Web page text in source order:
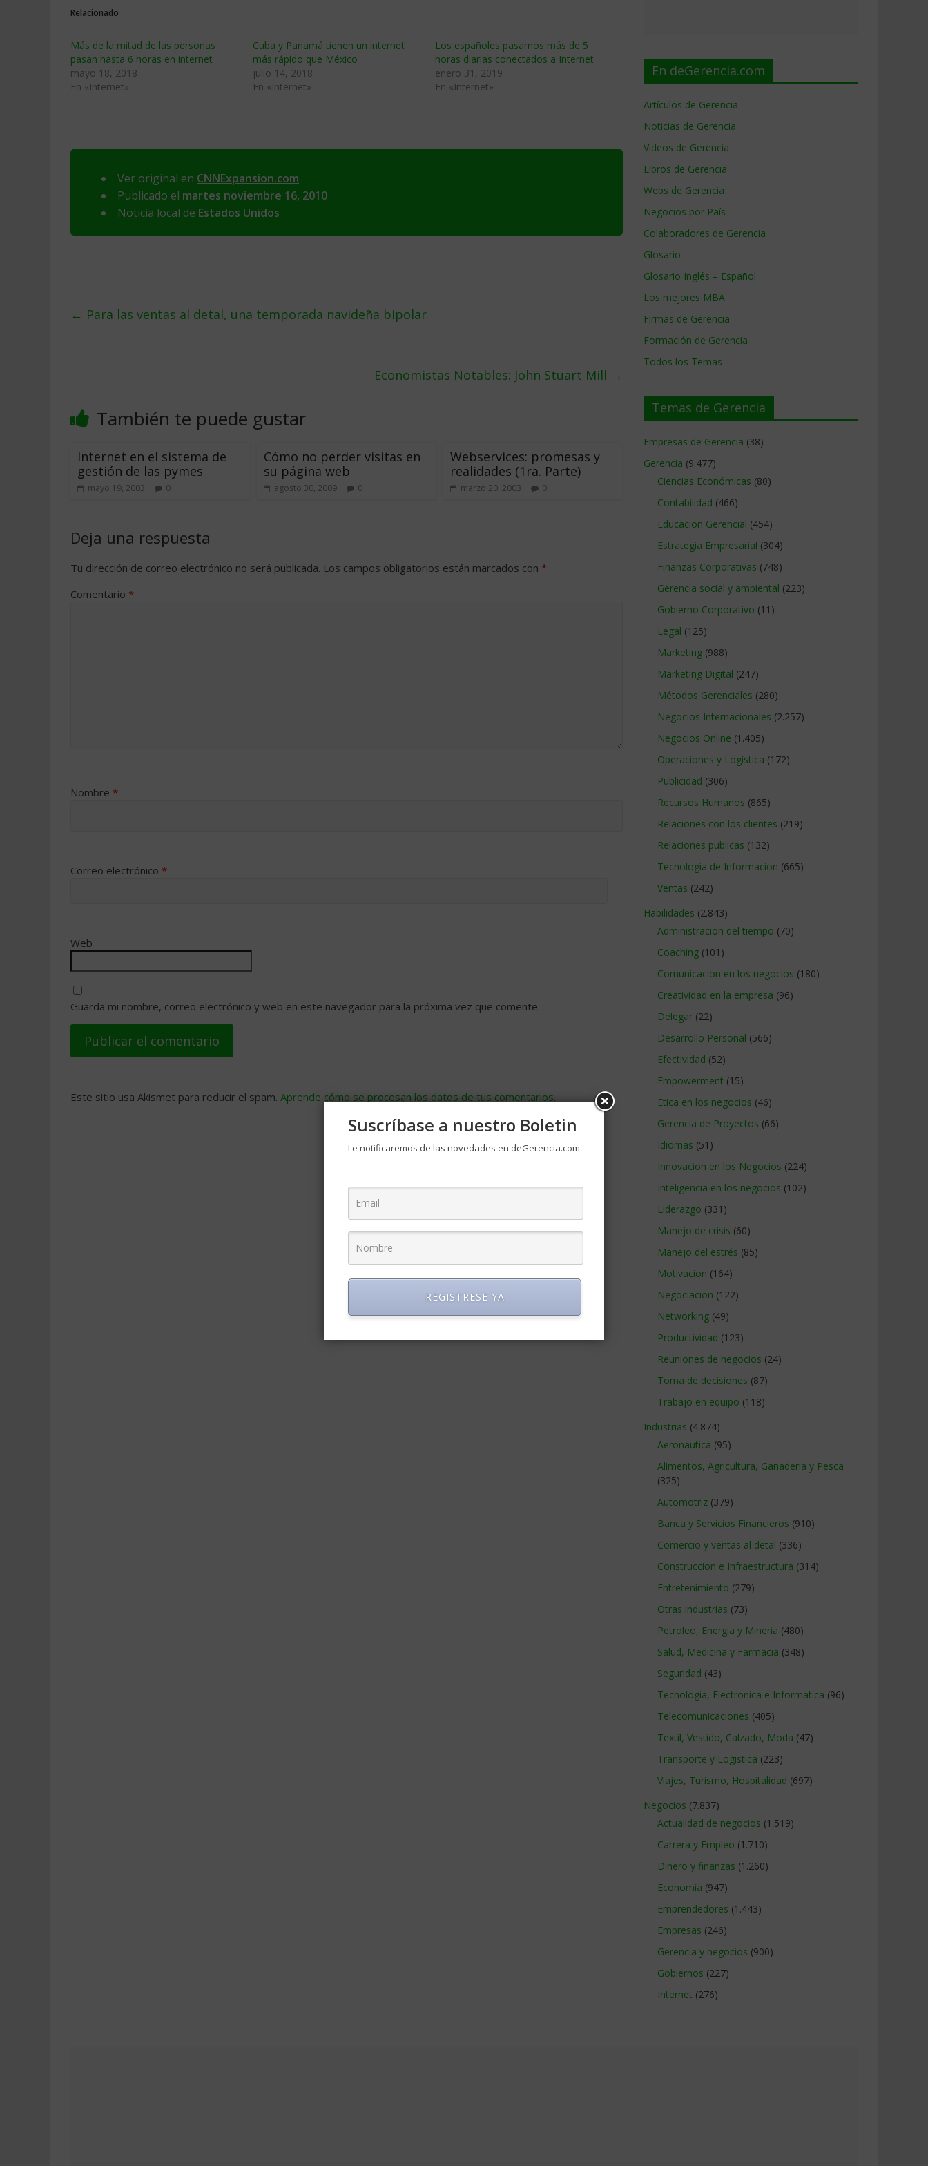
Relacionado
Más de la mitad de las personas
pasan hasta 6 horas en internet
mayo 18, 2018
En «Internet»
Cuba y Panamá tienen un internet
más rápido que México
julio 14, 2018
En «Internet»
Los españoles pasamos más de 5
horas diarias conectados a Internet
enero 31, 2019
En «Internet»
Ver original en CNNExpansion.com
Publicado el martes noviembre 16, 2010
Noticia local de Estados Unidos
← Para las ventas al detal, una temporada navideña bipolar
Economistas Notables: John Stuart Mill →
También te puede gustar
Internet en el sistema de
gestión de las pymes
mayo 19, 2003 0
Cómo no perder visitas en
su página web
agosto 30, 2009 0
Webservices: promesas y
realidades (1ra. Parte)
marzo 20, 2003 0
Deja una respuesta
Tu dirección de correo electrónico no será publicada. Los campos obligatorios están marcados con *
Comentario *
Nombre *
Correo electrónico *
Web
Guarda mi nombre, correo electrónico y web en este navegador para la próxima vez que comente.
Este sitio usa Akismet para reducir el spam. Aprende cómo se procesan los datos de tus comentarios.
En deGerencia.com
Artículos de Gerencia
Noticias de Gerencia
Videos de Gerencia
Libros de Gerencia
Webs de Gerencia
Negocios por País
Colaboradores de Gerencia
Glosario
Glosario Inglés – Español
Los mejores MBA
Firmas de Gerencia
Formación de Gerencia
Todos los Temas
Temas de Gerencia
Empresas de Gerencia (38)
Gerencia (9.477)
Ciencias Económicas (80)
Contabilidad (466)
Educacion Gerencial (454)
Estrategia Empresarial (304)
Finanzas Corporativas (748)
Gerencia social y ambiental (223)
Gobierno Corporativo (11)
Legal (125)
Marketing (988)
Marketing Digital (247)
Métodos Gerenciales (280)
Negocios Internacionales (2.257)
Negocios Online (1.405)
Operaciones y Logística (172)
Publicidad (306)
Recursos Humanos (865)
Relaciones con los clientes (219)
Relaciones publicas (132)
Tecnologia de Informacion (665)
Ventas (242)
Habilidades (2.843)
Administracion del tiempo (70)
Coaching (101)
Comunicacion en los negocios (180)
Creatividad en la empresa (96)
Delegar (22)
Desarrollo Personal (566)
Efectividad (52)
Empowerment (15)
Etica en los negocios (46)
Gerencia de Proyectos (66)
Idiomas (51)
Innovacion en los Negocios (224)
Inteligencia en los negocios (102)
Liderazgo (331)
Manejo de crisis (60)
Manejo del estrés (85)
Motivacion (164)
Negociacion (122)
Networking (49)
Productividad (123)
Reuniones de negocios (24)
Toma de decisiones (87)
Trabajo en equipo (118)
Industrias (4.874)
Aeronautica (95)
Alimentos, Agricultura, Ganaderia y Pesca
(325)
Automotriz (379)
Banca y Servicios Financieros (910)
Comercio y ventas al detal (336)
Construccion e Infraestructura (314)
Entretenimiento (279)
Otras industrias (73)
Petroleo, Energia y Mineria (480)
Salud, Medicina y Farmacia (348)
Seguridad (43)
Tecnologia, Electronica e Informatica (96)
Telecomunicaciones (405)
Textil, Vestido, Calzado, Moda (47)
Transporte y Logistica (223)
Viajes, Turismo, Hospitalidad (697)
Negocios (7.837)
Actualidad de negocios (1.519)
Carrera y Empleo (1.710)
Dinero y finanzas (1.260)
Economía (947)
Emprendedores (1.443)
Empresas (246)
Gerencia y negocios (900)
Gobiernos (227)
Internet (276)
Suscríbase a nuestro Boletin
Le notificaremos de las novedades en deGerencia.com
REGISTRESE YA